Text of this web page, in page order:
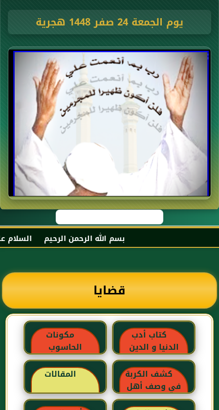
يوم الجمعة 24 صفر 1448 هجرية
بسم الله الرحمن الرحيم السلام
قضايا
كتاب أدب
الدنيا و الدين
للماوردي
مكونات
الحاسوب
كشف الكربة
في وصف أهل
الغربة للإبن رجب
المقالات